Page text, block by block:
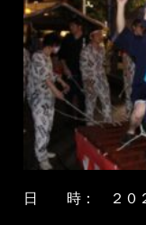
日 時： ２０２